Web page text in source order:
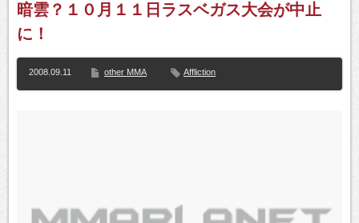
暗雲？１０月１１日ラスベガス大会が中止
に！
2008.09.11 other MMA Affliction